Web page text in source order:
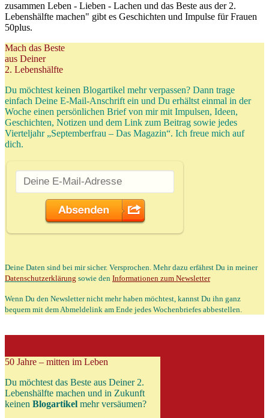
zusammen Leben - Lieben - Lachen und das Beste aus der 2.
Lebenshälfte machen" gibt es Geschichten und Impulse für Frauen
50plus.
Mach das Beste
aus Deiner
2. Lebenshälfte
Du möchtest keinen Blogartikel mehr verpassen? Dann trage
einfach Deine E-Mail-Anschrift ein und Du erhältst einmal in der
Woche einen persönlichen Brief von mir mit Impulsen, Ideen,
Geschichten, Notizen und dem Link zum Beitrag sowie jedes
Vierteljahr „Septemberfrau – Das Magazin“. Ich freue mich auf
dich.
Deine Daten sind bei mir sicher. Versprochen. Mehr dazu erfährst Du in meiner
Datenschutzerklärung sowie den Informationen zum Newsletter
Wenn Du den Newsletter nicht mehr haben möchtest, kannst Du ihn ganz
bequem mit dem Abmeldelink am Ende jedes Wochenbriefes abbestellen.
50 Jahre – mitten im Leben
Du möchtest das Beste aus Deiner 2.
Lebenshälfte machen und in Zukunft
keinen Blogartikel mehr versäumen?